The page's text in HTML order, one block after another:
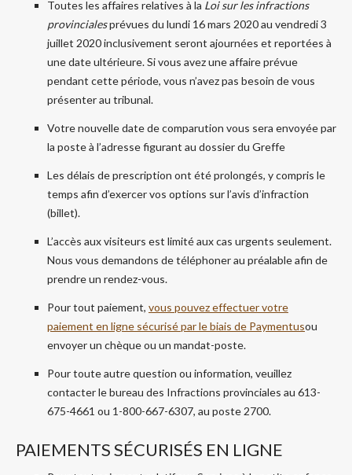
Toutes les affaires relatives à la Loi sur les infractions
provincialesprévues du lundi 16 mars 2020 au vendredi 3
juillet 2020 inclusivement seront ajournées et reportées à
une date ultérieure. Si vous avez une affaire prévue
pendant cette période, vous n’avez pas besoin de vous
présenter au tribunal.
Votre nouvelle date de comparution vous sera envoyée par
la poste à l’adresse figurant au dossier du Greffe
Les délais de prescription ont été prolongés, y compris le
temps afin d’exercer vos options sur l’avis d’infraction
(billet).
L’accès aux visiteurs est limité aux cas urgents seulement.
Nous vous demandons de téléphoner au préalable afin de
prendre un rendez-vous.
Pour tout paiement, vous pouvez effectuer votre
paiement en ligne sécurisé par le biais de Paymentusou
envoyer un chèque ou un mandat-poste.
Pour toute autre question ou information, veuillez
contacter le bureau des Infractions provinciales au 613-
675-4661 ou 1-800-667-6307, au poste 2700.
PAIEMENTS SÉCURISÉS EN LIGNE